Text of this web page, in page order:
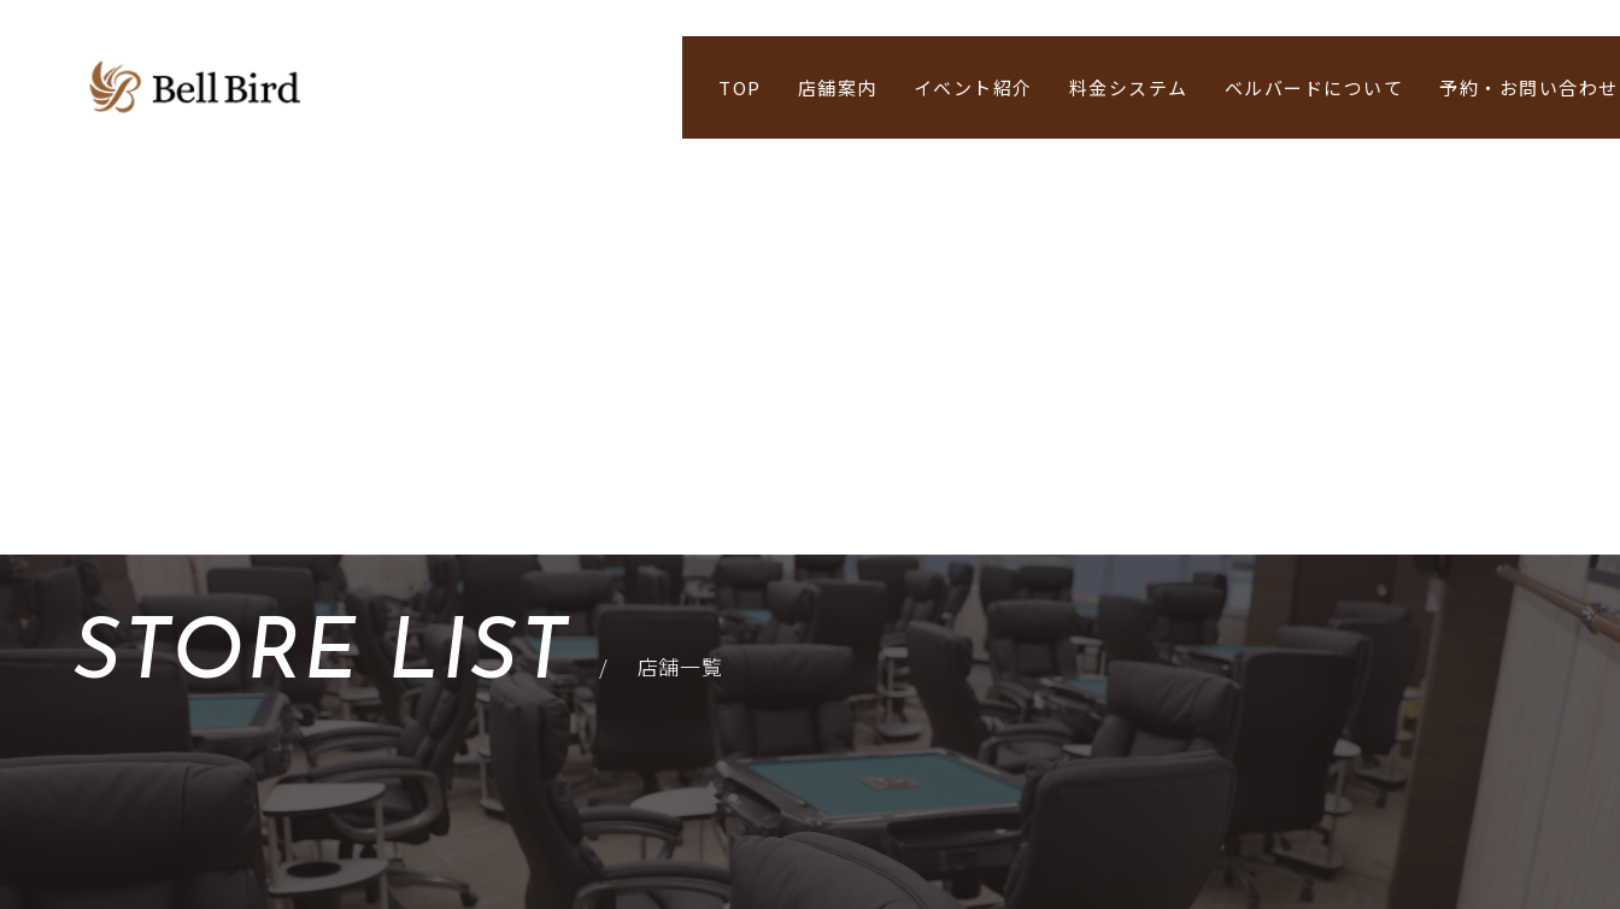
TOP 店舗案内 イベント紹介 料金システム ベルバードについて 予約・お問い合わせ
STORE LIST / 店舗一覧